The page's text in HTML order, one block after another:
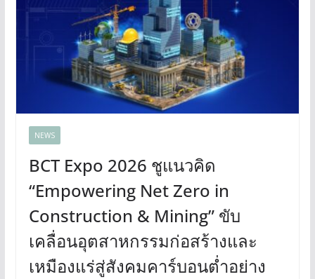
NEWS
BCT Expo 2026 ชูแนวคิด
“Empowering Net Zero in
Construction & Mining” ขับ
เคลื่อนอุตสาหกรรมก่อสร้างและ
เหมืองแร่สู่สังคมคาร์บอนต่ำอย่าง